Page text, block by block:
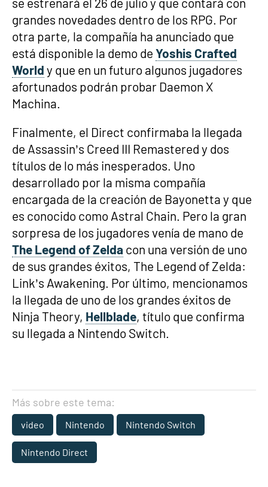
grandes novedades dentro de los RPG. Por
otra parte, la compañía ha anunciado que
está disponible la demo de Yoshis Crafted
World y que en un futuro algunos jugadores
afortunados podrán probar Daemon X
Machina.
Finalmente, el Direct confirmaba la llegada
de Assassin’s Creed III Remastered y dos
títulos de lo más inesperados. Uno
desarrollado por la misma compañía
encargada de la creación de Bayonetta y que
es conocido como Astral Chain. Pero la gran
sorpresa de los jugadores venía de mano de
The Legend of Zelda con una versión de uno
de sus grandes éxitos, The Legend of Zelda:
Link’s Awakening. Por último, mencionamos
la llegada de uno de los grandes éxitos de
Ninja Theory, Hellblade, título que confirma
su llegada a Nintendo Switch.
Más sobre este tema:
video Nintendo Nintendo Switch
Nintendo Direct